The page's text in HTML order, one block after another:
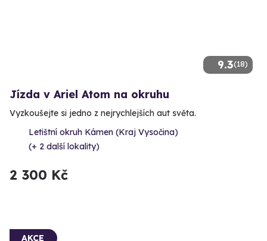
9.3(18)
Jízda v Ariel Atom na okruhu
Vyzkoušejte si jedno z nejrychlejších aut světa.
Letištní okruh Kámen (Kraj Vysočina)
(+ 2 další lokality)
2 300 Kč
AKCE